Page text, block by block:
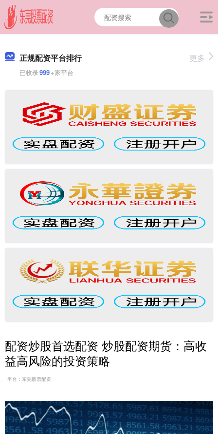
正规配资平台排行
已收录999+家平台
更多
配资炒股首选配资 炒股配资期货：高收
益高风险的投资策略
平台：东莞股票配资